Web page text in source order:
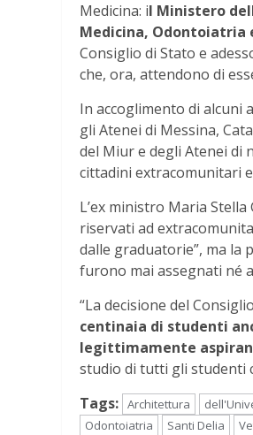
Medicina: il Ministero
Medicina,
Consiglio di Stato e
che, ora, attendono di
In accoglimento di alcuni
gli Atenei di Messina,
del Miur e degli Atenei di
cittadini extracomunitari
L’ex ministro Maria
riservati ad
dalle graduatorie”, ma la
furono mai assegnati né
“La decisione del
centinaia di studenti
legittimamente
studio di tutti gli studenti
Tags: Architettura
Odontoiatria
Santi Delia